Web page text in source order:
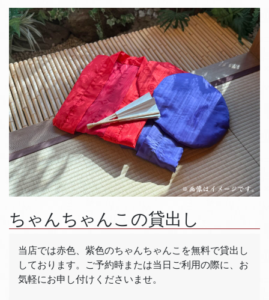
ちゃんちゃんこの貸出し
当店では赤色、紫色のちゃんちゃんこを無料で貸出し
しております。ご予約時または当日ご利用の際に、お
気軽にお申し付けくださいませ。